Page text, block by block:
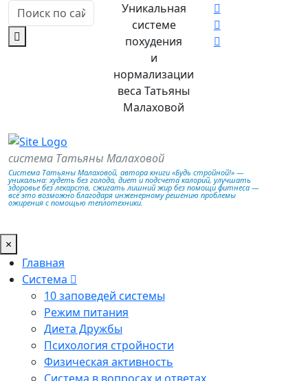
Уникальная
системе
похудения
и
нормализации
веса Татьяны
Малаховой
система Татьяны Малаховой
Система Татьяны Малаховой, автора книги «Будь стройной!» —
уникальна: худеть без голода, диет и подсчета калорий, улучшать
здоровье без лекарств, сжигать лишний жир без помощи фитнеса —
всё это возможно благодаря инженерному решению проблемы
ожирения с помощью теплотехники.
×
Главная
Система
10 заповедей системы
Режим питания
Диета Дружбы
Психология стройности
Физическая активность